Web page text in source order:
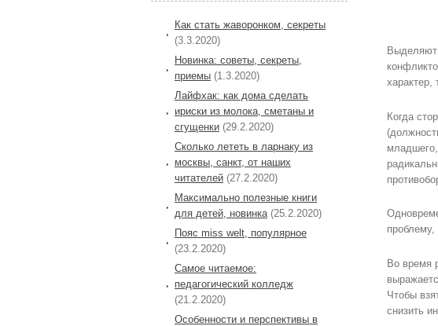
Выделяют
характер,
Когда
Во время
Чтобы
снизить
Как стать жаворонком, секреты
(3.3.2020)
Новинка: советы, секреты,
приемы (1.3.2020)
Лайфхак: как дома сделать
ириски из молока, сметаны и
сгущенки (29.2.2020)
Сколько лететь в ларнаку из
москвы, санкт, от наших
читателей (27.2.2020)
Максимально полезные книги
для детей, новинка (25.2.2020)
Пояс miss welt, популярное
(23.2.2020)
Самое читаемое:
педагогический колледж
(21.2.2020)
Особенности и перспективы в